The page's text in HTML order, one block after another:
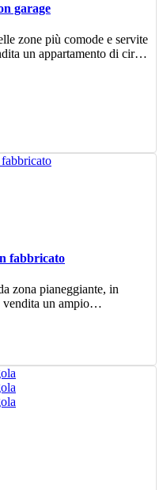
garage
zone più comode e servite
un appartamento di circa
fabbricato
zona pianeggiante, in
un ampio